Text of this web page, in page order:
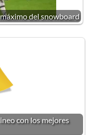
del snowboard
con los mejores